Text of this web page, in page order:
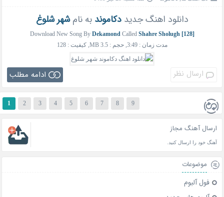
دانلود اهنگ جدید دکاموند به نامشهر شلوغ
Download New Song By DekamondCalled Shahre Sholugh [128]
مدت زمان : 3:49, حجم : 3.5 MB, کیفیت : 128
ارسال نظر ادامه مطلب
1 2 3 4 5 6 7 8 9
ارسال آهنگ مجاز
آهنگ خود را ارسال کنید.
موضوعات
فول آلبوم